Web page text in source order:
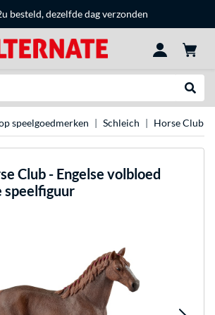
besteld, dezelfde dag verzonden
speelgoedmerken Schleich Horse Club
Club - Engelse volbloed
speelfiguur